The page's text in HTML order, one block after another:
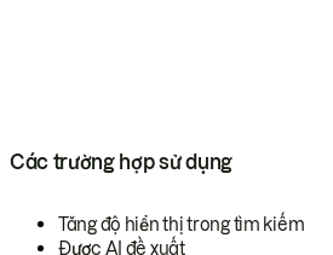
Các trường hợp sử dụng
Tăng độ hiển thị trong tìm kiếm
Được AI đề xuất